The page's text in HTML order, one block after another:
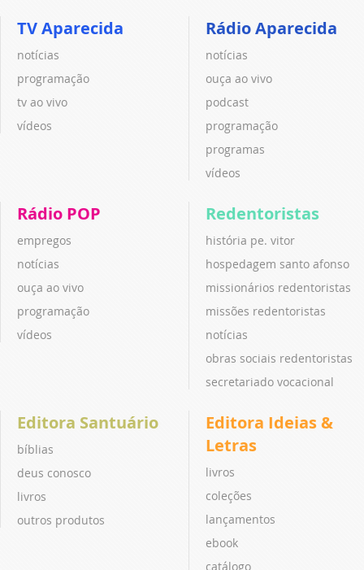
TV Aparecida
notícias
programação
tv ao vivo
vídeos
Rádio Aparecida
notícias
ouça ao vivo
podcast
programação
programas
vídeos
Rádio POP
empregos
notícias
ouça ao vivo
programação
vídeos
Redentoristas
história pe. vitor
hospedagem santo afonso
missionários redentoristas
missões redentoristas
notícias
obras sociais redentoristas
secretariado vocacional
Editora Santuário
bíblias
deus conosco
livros
outros produtos
Editora Ideias &
Letras
livros
coleções
lançamentos
ebook
catálogo